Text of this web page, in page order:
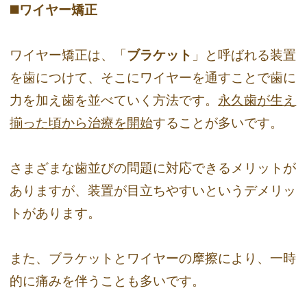
◼️ワイヤー矯正
ワイヤー矯正は、「ブラケット 」と呼ばれる装置
を歯につけて、そこにワイヤーを通すことで歯に
力を加え歯を並べていく方法です。 永久歯が生え
揃った頃から治療を開始することが多いです。
さまざまな歯並びの問題に対応できるメリットが
ありますが、装置が目立ちやすいというデメリッ
トがあります。
また、ブラケットとワイヤーの摩擦により、一時
的に痛みを伴うことも多いです。